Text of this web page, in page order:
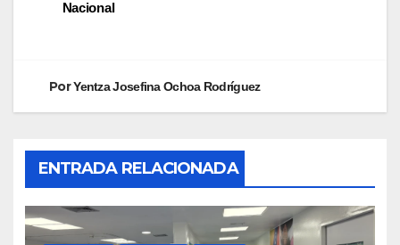
Nacional
PorYentza Josefina Ochoa Rodríguez
ENTRADA RELACIONADA